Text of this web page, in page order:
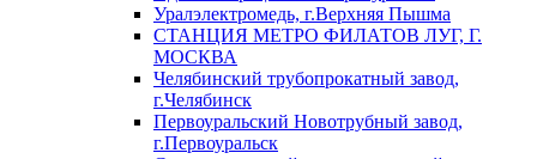
Уралэлектромедь, г.Верхняя Пышма
СТАНЦИЯ МЕТРО ФИЛАТОВ ЛУГ, Г.
МОСКВА
Челябинский трубопрокатный завод,
г.Челябинск
Первоуральский Новотрубный завод,
г.Первоуральск